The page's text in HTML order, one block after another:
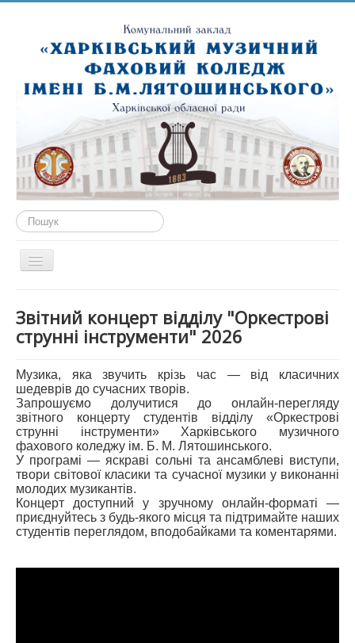
Пошук...
Перемикач
ПРО НАС
АБІТУРІЄНТУ
СТУДЕНТУ
КАБІНЕТ МЕТОДИСТА
НАВЧАЛЬНО-ВИХОВНА РОБОТА
МИСТЕЦЬКІ ПРОЄКТИ
БІБЛІОТЕКА, ФОНОТЕКА
МИСТЕЦЬКА ШКОЛА ПРИ ХМФК
Звітний концерт відділу "Оркестрові
струнні інструменти" 2026
Музика, яка звучить крізь час — від класичних
шедеврів до сучасних творів.
Запрошуємо долучитися до онлайн-перегляду
звітного концерту студентів відділу «Оркестрові
струнні інструменти» Харківського музичного
фахового коледжу ім. Б. М. Лятошинського.
У програмі — яскраві сольні та ансамблеві виступи,
твори світової класики та сучасної музики у виконанні
молодих музикантів.
Концерт доступний у зручному онлайн-форматі —
приєднуйтесь з будь-якого місця та підтримайте наших
студентів переглядом, вподобайками та коментарями.